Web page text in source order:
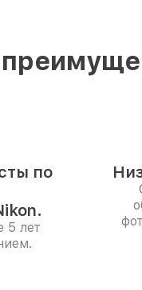
по
5 лет